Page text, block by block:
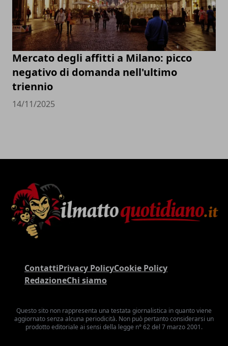
Mercato degli affitti a Milano: picco
negativo di domanda nell'ultimo
triennio
14/11/2025
ContattiPrivacy PolicyCookie Policy
RedazioneChi siamo
Questo sito non rappresenta una testata giornalistica in quanto viene
aggiornato senza alcuna periodicità. Non può pertanto considerarsi un
prodotto editoriale ai sensi della legge n° 62 del 7 marzo 2001.